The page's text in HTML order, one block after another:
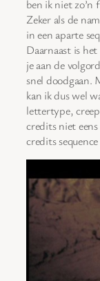
ben ik niet zo’n
Zeker als de
in een aparte
Daarnaast is
je aan de
snel doodgaan.
kan ik dus wel
lettertype,
credits niet
credits